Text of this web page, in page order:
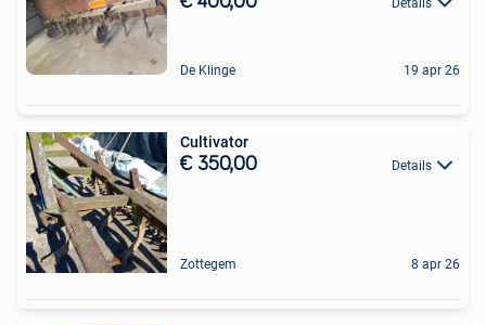
Details
De Klinge 19 apr 26
Cultivator
€ 350,00 Details
Zottegem 8 apr 26